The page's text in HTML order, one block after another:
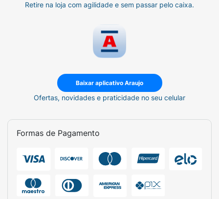
Retire na loja com agilidade e sem passar pelo caixa.
Baixar aplicativo Araujo
Ofertas, novidades e praticidade no seu celular
Formas de Pagamento